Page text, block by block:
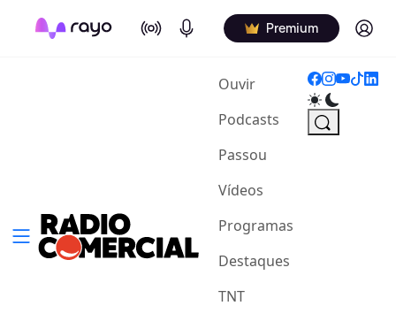
On Air Podcasts Premium Log in
Ouvir(current)
Podcasts
Passou
Vídeos
Programas
Destaques
TNT